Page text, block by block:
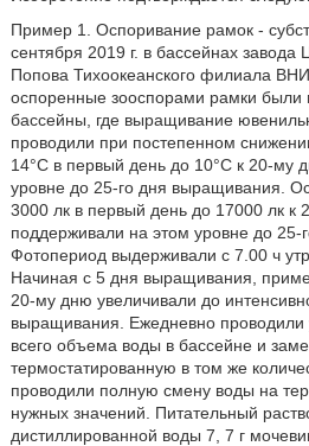
Пример 1. Оспоривание рамок -
сентября 2019 г. в бассейнах завода
Попова Тихоокеанского филиала
оспоренные зооспорами рамки были
бассейны, где выращивание
проводили при постепенном
14°С в первый день до 10°С к 20-му
уровне до 25-го дня выращивания.
3000 лк в первый день до 17000 лк
поддерживали на этом уровне до 25-
Фотопериод выдерживали с 7.00 ч
Начиная с 5 дня выращивания,
20-му дню увеличивали до
выращивания. Ежедневно проводили
всего объема воды в бассейне и
термостатированную в том же
проводили полную смену воды на
нужных значений. Питательный
дистиллированной воды 7, 7 г